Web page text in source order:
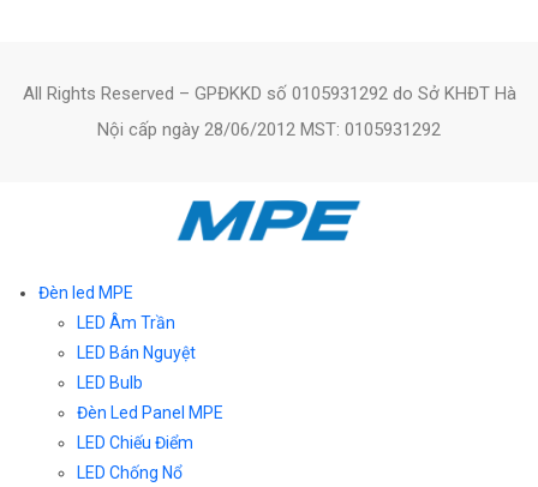
All Rights Reserved – GPĐKKD số 0105931292 do Sở KHĐT Hà
Nội cấp ngày 28/06/2012 MST: 0105931292
Đèn led MPE
LED Âm Trần
LED Bán Nguyệt
LED Bulb
Đèn Led Panel MPE
LED Chiếu Điểm
LED Chống Nổ